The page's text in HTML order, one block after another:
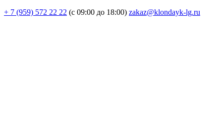
+ 7 (959) 572 22 22 (с 09:00 до 18:00) zakaz@klondayk-lg.ru